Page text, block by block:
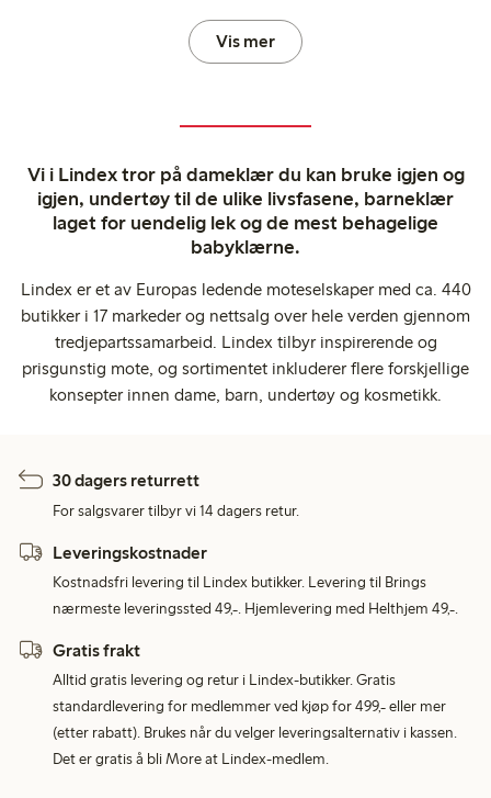
Vis mer
Vi i Lindex tror på dameklær du kan bruke igjen og
igjen, undertøy til de ulike livsfasene, barneklær
laget for uendelig lek og de mest behagelige
babyklærne.
Lindex er et av Europas ledende moteselskaper med ca. 440
butikker i 17 markeder og nettsalg over hele verden gjennom
tredjepartssamarbeid. Lindex tilbyr inspirerende og
prisgunstig mote, og sortimentet inkluderer flere forskjellige
konsepter innen dame, barn, undertøy og kosmetikk.
30 dagers returrett
For salgsvarer tilbyr vi 14 dagers retur.
Leveringskostnader
Kostnadsfri levering til Lindex butikker. Levering til Brings
nærmeste leveringssted 49,-. Hjemlevering med Helthjem 49,-.
Gratis frakt
Alltid gratis levering og retur i Lindex-butikker. Gratis
standardlevering for medlemmer ved kjøp for 499,- eller mer
(etter rabatt). Brukes når du velger leveringsalternativ i kassen.
Det er gratis å bli More at Lindex-medlem.